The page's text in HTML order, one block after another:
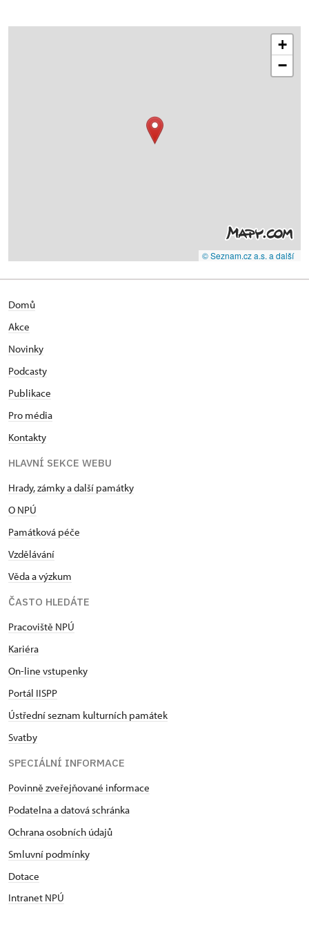
+
−
© Seznam.cz a.s. a další
Domů
Akce
Novinky
Podcasty
Publikace
Pro média
Kontakty
HLAVNÍ SEKCE WEBU
Hrady, zámky a další památky
O NPÚ
Památková péče
Vzdělávání
Věda a výzkum
ČASTO HLEDÁTE
Pracoviště NPÚ
Kariéra
On-line vstupenky
Portál IISPP
Ústřední seznam kulturních památek
Svatby
SPECIÁLNÍ INFORMACE
Povinně zveřejňované informace
Podatelna a datová schránka
Ochrana osobních údajů
Smluvní podmínky
Dotace
Intranet NPÚ